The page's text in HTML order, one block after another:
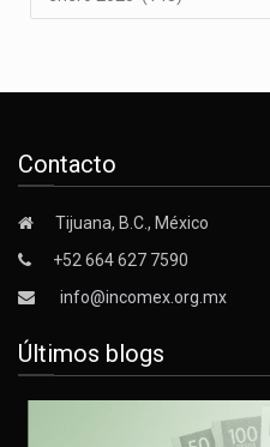
Contacto
Tijuana, B.C., México
+52 664 627 7590
info@incomex.org.mx
Últimos blogs